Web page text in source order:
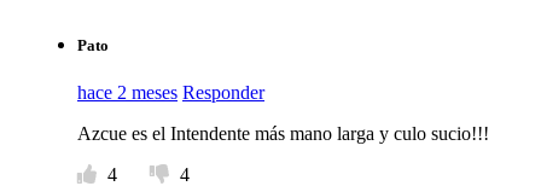
Pato
hace 2 meses Responder
Azcue es el Intendente más mano larga y culo sucio!!!
4
4